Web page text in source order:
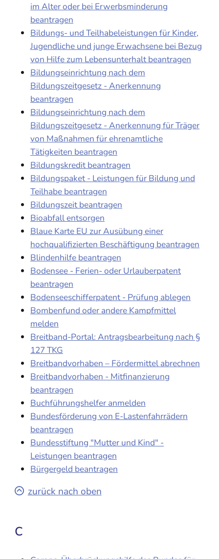
im Alter oder bei Erwerbsminderung
beantragen
Bildungs- und Teilhabeleistungen für Kinder,
Jugendliche und junge Erwachsene bei Bezug
von Hilfe zum Lebensunterhalt beantragen
Bildungseinrichtung nach dem
Bildungszeitgesetz - Anerkennung
beantragen
Bildungseinrichtung nach dem
Bildungszeitgesetz - Anerkennung für Träger
von Maßnahmen für ehrenamtliche
Tätigkeiten beantragen
Bildungskredit beantragen
Bildungspaket - Leistungen für Bildung und
Teilhabe beantragen
Bildungszeit beantragen
Bioabfall entsorgen
Blaue Karte EU zur Ausübung einer
hochqualifizierten Beschäftigung beantragen
Blindenhilfe beantragen
Bodensee - Ferien- oder Urlauberpatent
beantragen
Bodenseeschifferpatent - Prüfung ablegen
Bombenfund oder andere Kampfmittel
melden
Breitband-Portal: Antragsbearbeitung nach §
127 TKG
Breitbandvorhaben – Fördermittel abrechnen
Breitbandvorhaben - Mitfinanzierung
beantragen
Buchführungshelfer anmelden
Bundesförderung von E-Lastenfahrrädern
beantragen
Bundesstiftung "Mutter und Kind" -
Leistungen beantragen
Bürgergeld beantragen
zurück nach oben
C